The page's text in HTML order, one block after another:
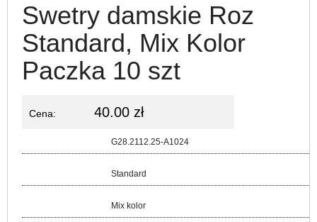
Swetry damskie Roz
Standard, Mix Kolor
Paczka 10 szt
Cena: 40.00 zł
G28.2112.25-A1024
Standard
Mix kolor